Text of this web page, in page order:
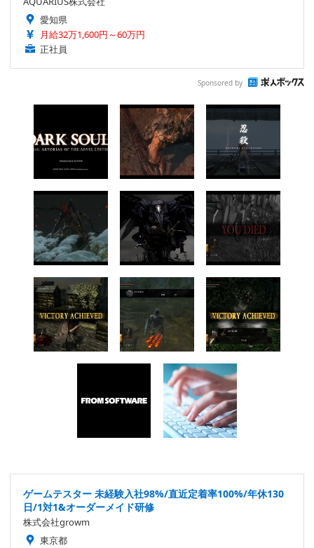
愛知県
月給32万1,600円～60万円
正社員
Sponsored by
ゲームテスター 未経験入社98%/直近定着率100%/年休130
日/1対1&オーダーメイド研修
株式会社growm
東京都